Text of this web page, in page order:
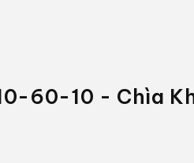
60-10 - Chìa